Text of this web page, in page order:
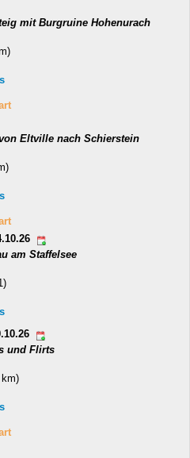
mit Burgruine Hohenurach
Eltville nach Schierstein
am Staffelsee
und Flirts
km)